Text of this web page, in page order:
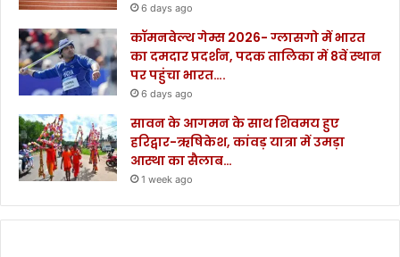
6 days ago
कॉमनवेल्थ गेम्स 2026- ग्लासगो में भारत
का दमदार प्रदर्शन, पदक तालिका में 8वें स्थान
पर पहुंचा भारत….
6 days ago
सावन के आगमन के साथ शिवमय हुए
हरिद्वार-ऋषिकेश, कांवड़ यात्रा में उमड़ा
आस्था का सैलाब…
1 week ago